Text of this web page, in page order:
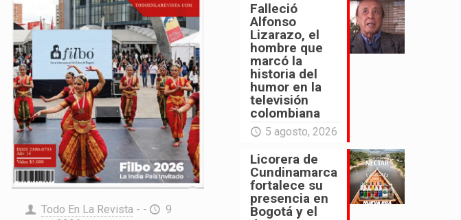
Todo En La Revista - -
9
Falleció
Alfonso
Lizarazo, el
hombre que
marcó la
historia del
humor en la
televisión
colombiana
5 agosto, 2026
Licorera de
Cundinamarca
fortalece su
presencia en
Bogotá y el